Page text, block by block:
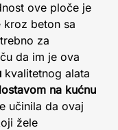
ove ploče je
kroz beton sa
za
da im je ova
kvalitetnog alata
na kućnu
učinila da ovaj
žele